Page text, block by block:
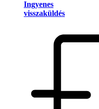
Ingyenes
visszaküldés